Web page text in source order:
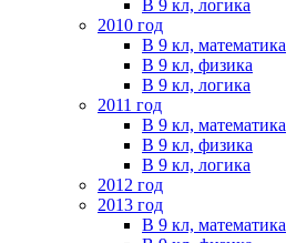
В 9 кл, логика
2010 год
В 9 кл, математика
В 9 кл, физика
В 9 кл, логика
2011 год
В 9 кл, математика
В 9 кл, физика
В 9 кл, логика
2012 год
2013 год
В 9 кл, математика